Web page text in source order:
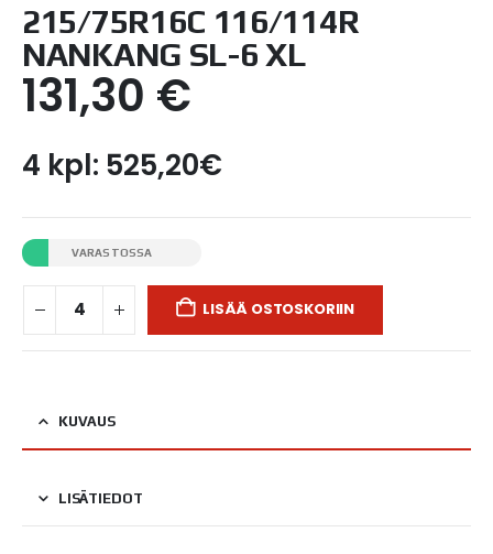
215/75R16C 116/114R
NANKANG SL-6 XL
131,30 €
4 kpl: 525,20€
VARASTOSSA
LISÄÄ OSTOSKORIIN
KUVAUS
LISÄTIEDOT